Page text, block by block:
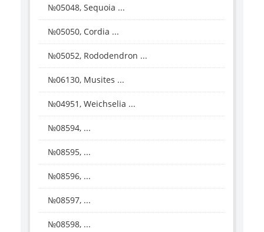
№05048, Sequoia ...
№05050, Cordia ...
№05052, Rododendron ...
№06130, Musites ...
№04951, Weichselia ...
№08594, ...
№08595, ...
№08596, ...
№08597, ...
№08598, ...